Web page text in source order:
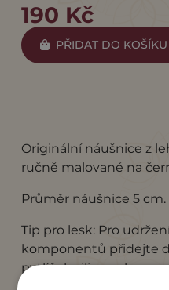
190 Kč
PŘIDAT DO KOŠÍKU
Originální náušnice z
ručně malované na
Průměr náušnice 5 cm.
Tip pro lesk: Pro
komponentů přidejte
pytlíček silica gelu.